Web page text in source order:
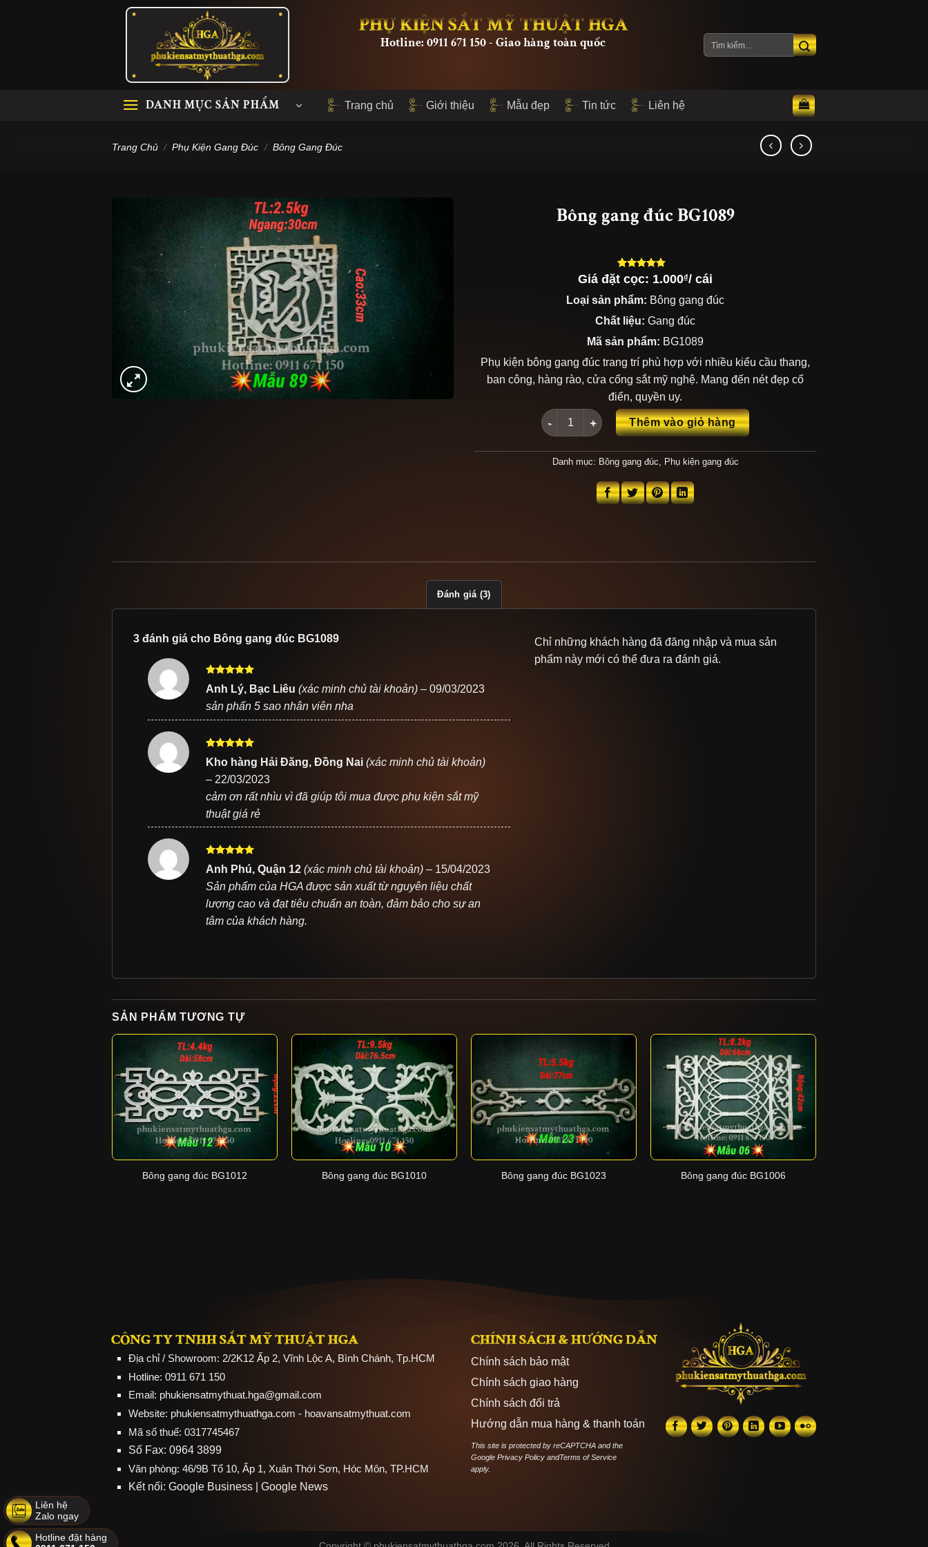
PHỤ KIỆN SẮT MỸ THUẬT HGA
Hotline: 0911 671 150 - Giao hàng toàn quốc
Tìm
kiếm:
DANH MỤC SẢN PHẨM Trang chủ Giới thiệu Mẫu đẹp Tin tức Liên hệ
Trang Chủ / Phụ Kiện Gang Đúc / Bông Gang Đúc
Bông gang đúc BG1089
5.00trên 5
3
đánh giá
Giá đặt cọc: 1.000₫/ cái
Loại sản phẩm: Bông gang đúc
Chất liệu: Gang đúc
Mã sản phẩm: BG1089
Phụ kiện bông gang đúc trang trí phù hợp với nhiều kiểu cầu thang,
ban công, hàng rào, cửa cổng sắt mỹ nghệ. Mang đến nét đẹp cổ
điển, quyền uy.
Bông gang đúc BG1089 số lượng
Thêm vào giỏ hàng
Danh mục: Bông gang đúc, Phụ kiện gang đúc
Đánh giá (3)
3 đánh giá cho Bông gang đúc BG1089
Được xếp
55
sao
Anh Lý, Bạc Liêu (xác minh chủ tài khoản) – 09/03/2023
sản phẩn 5 sao nhân viên nha
Được xếp
sao
Kho hàng Hải Đăng, Đồng Nai (xác minh chủ tài khoản)
– 22/03/2023
cảm ơn rất nhìu vì đã giúp tôi mua được phụ kiện sắt mỹ
thuật giá rẻ
Được xếp
sao
Anh Phú, Quận 12 (xác minh chủ tài khoản) – 15/04/2023
Sản phẩm của HGA được sản xuất từ nguyên liệu chất
lượng cao và đạt tiêu chuẩn an toàn, đảm bảo cho sự an
tâm của khách hàng.
Chỉ những khách hàng đã đăng nhập và mua sản
phẩm này mới có thể đưa ra đánh giá.
SẢN PHẨM TƯƠNG TỰ
Bông gang đúc BG1012 Bông gang đúc BG1010 Bông gang đúc BG1023 Bông gang đúc BG1006
CÔNG TY TNHH SẮT MỸ THUẬT HGA
Địa chỉ / Showroom: 2/2K12 Ấp 2, Vĩnh Lộc A, Bình Chánh, Tp.HCM
Hotline: 0911 671 150
Email: phukiensatmythuat.hga@gmail.com
Website: phukiensatmythuathga.com - hoavansatmythuat.com
Mã số thuế: 0317745467
Số Fax: 0964 3899
Văn phòng: 46/9B Tổ 10, Ấp 1, Xuân Thới Sơn, Hóc Môn, TP.HCM
Kết nối:Google Business |Google News
CHÍNH SÁCH & HƯỚNG DẪN
Chính sách bảo mật
Chính sách giao hàng
Chính sách đổi trả
Hướng dẫn mua hàng & thanh toán
This site is protected by reCAPTCHA and the
Google Privacy PolicyandTerms of Service
apply.
Liên hệ
Zalo ngay
Hotline đặt hàng